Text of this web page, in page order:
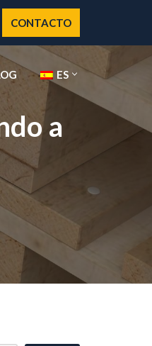
CONTACTO
ES
a